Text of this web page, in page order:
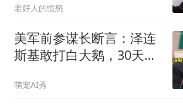
老好人的愤怒
美军前参谋长断言：泽连
斯基敢打白大鹅，30天内
萌宠AI秀